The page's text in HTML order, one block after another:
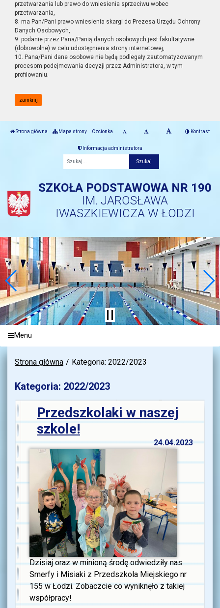
przetwarzania lub prawo do wniesienia sprzeciwu wobec
przetwarzania,
8. ma Pan/Pani prawo wniesienia skargi do Prezesa Urzędu Ochrony
Danych Osobowych,
9. podanie przez Pana/Panią danych osobowych jest fakultatywne
(dobrowolne) w celu udostępnienia strony internetowej,
10. Pana/Pani dane osobowe nie będą podlegały zautomatyzowanym
procesom podejmowania decyzji przez Administratora, w tym
profilowaniu.
zamknij
Strona główna Mapa strony Czcionka Kontrast
Informacja administratora
SZKOŁA PODSTAWOWA NR 190
IM. JAROSŁAWA
IWASZKIEWICZA W ŁODZI
Menu
Strona główna Kategoria: 2022/2023
Kategoria: 2022/2023
Przedszkolaki w naszej
szkole!
24.04.2023
Dzisiaj oraz w minioną środę odwiedziły nas
Smerfy i Misiaki z Przedszkola Miejskiego nr
155 w Łodzi. Zobaczcie co wyniknęło z takiej
współpracy!